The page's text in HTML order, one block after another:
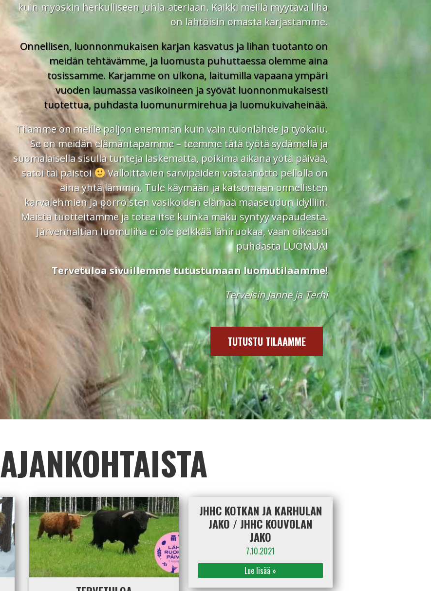
kuin myöskin herkulliseen juhla-ateriaan. Kaikki meillä myytävä liha
on lähtöisin omasta karjastamme.
Onnellisen, luonnonmukaisen karjan kasvatus ja lihan tuotanto on
meidän tehtävämme, ja luomusta puhuttaessa olemme aina
tosissamme. Karjamme on ulkona, laitumilla vapaana ympäri
vuoden laumassa vasikoineen ja syövät luonnonmukaisesti
tuotettua, puhdasta luomunurmirehua ja luomukuivaheinää.
Tilamme on meille paljon enemmän kuin vain tulonlähde ja työkalu.
Se on meidän elämäntapamme – teemme tätä työtä sydämellä ja
suomalaisella sisulla tunteja laskematta, poikima aikana yötä päivää,
satoi tai paistoi
Valloittavien sarvipäiden vastaanotto pellolla on
aina yhtä lämmin. Tule käymään ja katsomaan onnellisten
karvalehmien ja pörröisten vasikoiden elämää maaseudun idylliin.
Maista tuotteitamme ja totea itse kuinka maku syntyy vapaudesta.
Järvenhaltian luomuliha ei ole pelkkää lähiruokaa, vaan oikeasti
puhdasta LUOMUA!
Tervetuloa sivuillemme tutustumaan luomutilaamme!
Terveisin Janne ja Terhi
TUTUSTU TILAAMME
AJANKOHTAISTA
JHHC KOTKAN JA KARHULAN
JAKO / JHHC KOUVOLAN
JAKO
7.10.2021
Lue lisää »